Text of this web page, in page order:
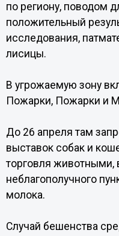
по региону, поводом
положительный
исследования,
лисицы.
В угрожаемую зону
Пожарки, Пожарки и
До 26 апреля там
выставок собак и
торговля
неблагополучного
молока.
Случай бешенства